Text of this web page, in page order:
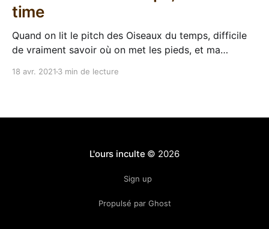
time
Quand on lit le pitch des Oiseaux du temps, difficile
de vraiment savoir où on met les pieds, et ma
18 avr. 2021 3 min de lecture
L'ours inculte © 2026
Sign up
Propulsé par Ghost